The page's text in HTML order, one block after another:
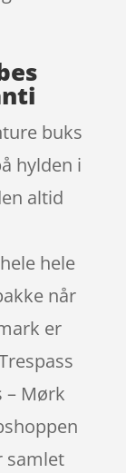
buks
hylden i
altid
hele
når
er
– Mørk
samlet